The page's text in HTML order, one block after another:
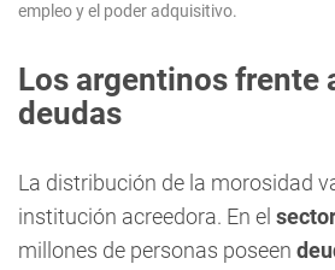
empleo y el poder adquisitivo.
Los argentinos frente
deudas
La distribución de la morosidad
institución acreedora. En el
millones de personas poseen